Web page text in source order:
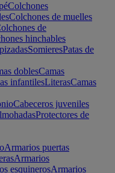
Colchones
Colchones de muelles
de
hinchables
SomieresPatas de
doblesCamas
infantilesLiterasCamas
Cabeceros juveniles
Protectores de
Armarios puertas
Armarios
esquinerosArmarios